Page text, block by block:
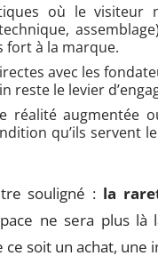
où le visiteur
fort à la marque.
avec les
reste le levier
réalité augmentée
qu’ils servent
souligné : la
ne sera plus
ce soit un achat,